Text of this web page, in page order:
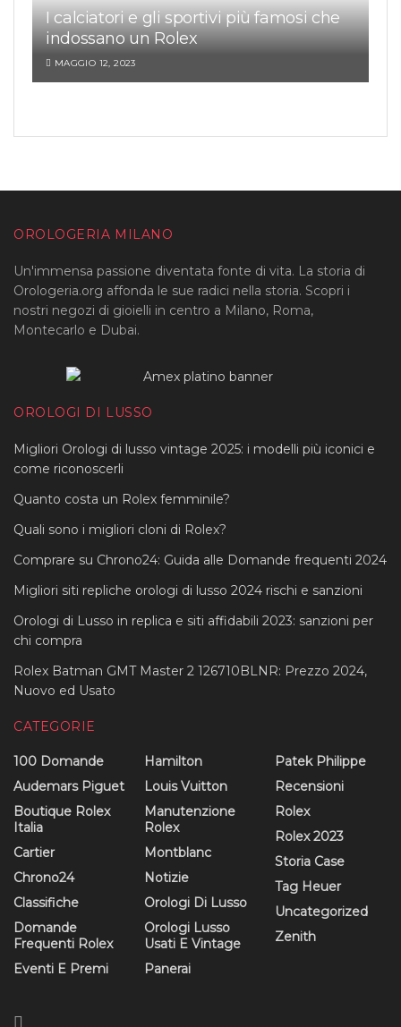
I calciatori e gli sportivi più famosi che
indossano un Rolex
MAGGIO 12, 2023
OROLOGERIA MILANO
Un'immensa passione diventata fonte di vita. La storia di
Orologeria.org affonda le sue radici nella storia. Scopri i
nostri negozi di gioielli in centro a Milano, Roma,
Montecarlo e Dubai.
OROLOGI DI LUSSO
Migliori Orologi di lusso vintage 2025: i modelli più iconici e
come riconoscerli
Quanto costa un Rolex femminile?
Quali sono i migliori cloni di Rolex?
Comprare su Chrono24: Guida alle Domande frequenti 2024
Migliori siti repliche orologi di lusso 2024 rischi e sanzioni
Orologi di Lusso in replica e siti affidabili 2023: sanzioni per
chi compra
Rolex Batman GMT Master 2 126710BLNR: Prezzo 2024,
Nuovo ed Usato
CATEGORIE
100 Domande
Audemars Piguet
Boutique Rolex
Italia
Cartier
Chrono24
Classifiche
Domande
Frequenti Rolex
Eventi E Premi
Hamilton
Louis Vuitton
Manutenzione
Rolex
Montblanc
Notizie
Orologi Di Lusso
Orologi Lusso
Usati E Vintage
Panerai
Patek Philippe
Recensioni
Rolex
Rolex 2023
Storia Case
Tag Heuer
Uncategorized
Zenith